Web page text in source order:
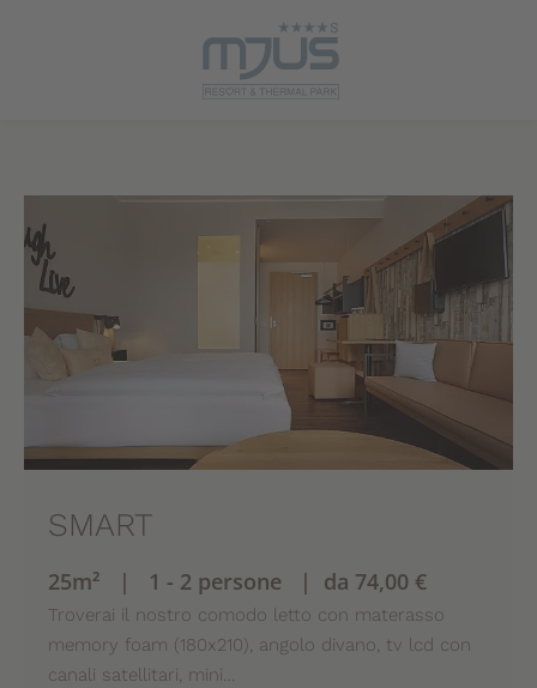
SMART
25m² | 1 - 2 persone | da 74,00 €
Troverai il nostro comodo letto con materasso
memory foam (180x210), angolo divano, tv lcd con
canali satellitari, mini…